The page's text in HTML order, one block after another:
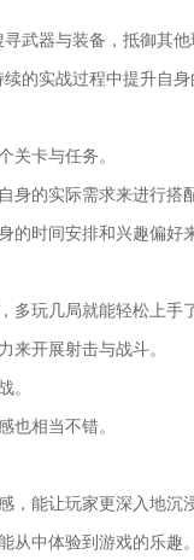
武器与装备，抵御其他
的实战过程中提升自身
关卡与任务。
的实际需求来进行搭
时间安排和兴趣偏好
多玩几局就能轻松上手了
来开展射击与战斗。
。
也相当不错。
能让玩家更深入地沉
从中体验到游戏的乐趣。